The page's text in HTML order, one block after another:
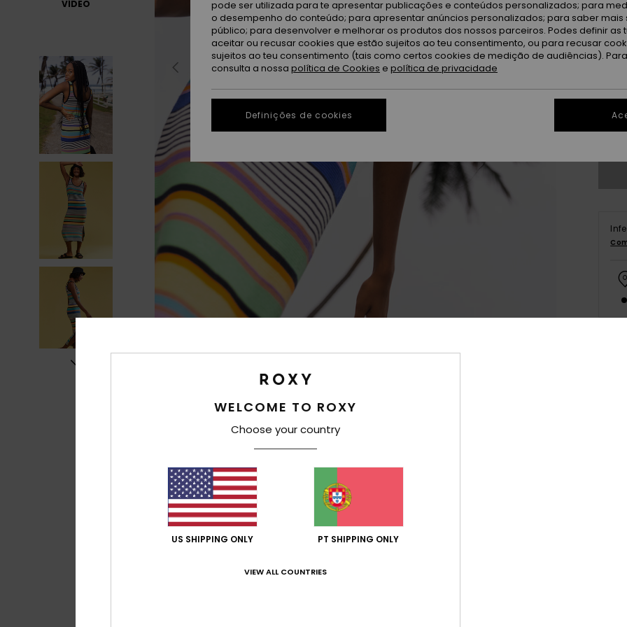
VÍDEO
WELCOME TO ROXY
Choose your country
US SHIPPING ONLY PT SHIPPING ONLY
VIEW ALL COUNTRIES
pode ser utilizada para te apresentar publicações e conteúdos personalizados; para
o desempenho do conteúdo; para apresentar anúncios personalizados; para saber mais
público; para desenvolver e melhorar os produtos dos nossos parceiros. Podes definir as
aceitar ou recusar cookies que estão sujeitos ao teu consentimento, ou para recusar
sujeitos ao teu consentimento (tais como certos cookies de medição de audiências).
consulta a nossa política de Cookies e política de privacidade
Definições de cookies